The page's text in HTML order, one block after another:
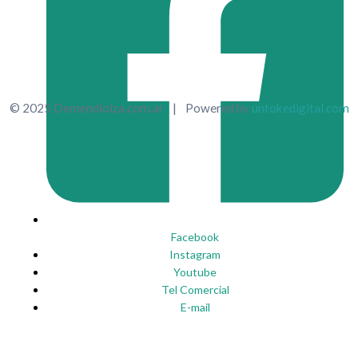
Facebook
Instagram
Youtube
Tel Comercial
E-mail
© 2025 Demendiolza.com.ar | Powered by untokedigital.com